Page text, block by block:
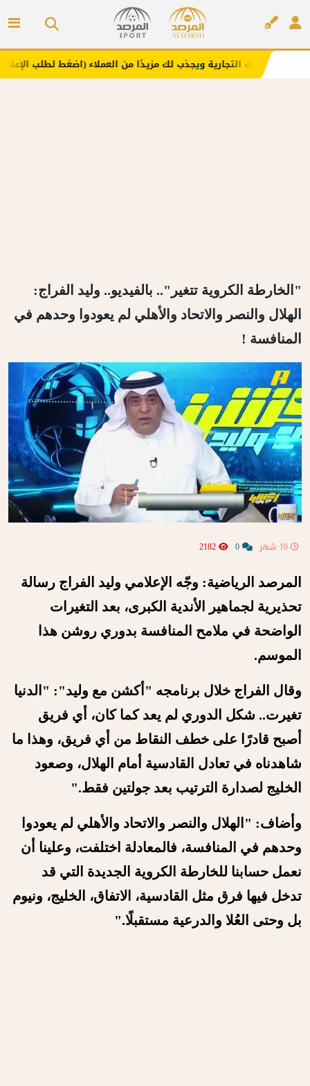
التجارية ويجذب لك مزيدًا من العملاء (اضغط لطلب الإعلان)
"الخارطة الكروية تتغير".. بالفيديو.. وليد الفراج:
الهلال والنصر والاتحاد والأهلي لم يعودوا وحدهم في
المنافسة !
المرصد الرياضية: وجّه الإعلامي وليد الفراج رسالة
تحذيرية لجماهير الأندية الكبرى، بعد التغيرات
الواضحة في ملامح المنافسة بدوري روشن هذا
الموسم.
وقال الفراج خلال برنامجه "أكشن مع وليد": "الدنيا
تغيرت.. شكل الدوري لم يعد كما كان، أي فريق
أصبح قادرًا على خطف النقاط من أي فريق، وهذا ما
شاهدناه في تعادل القادسية أمام الهلال، وصعود
الخليج لصدارة الترتيب بعد جولتين فقط."
وأضاف: "الهلال والنصر والاتحاد والأهلي لم يعودوا
وحدهم في المنافسة، فالمعادلة اختلفت، وعلينا أن
نعمل حسابنا للخارطة الكروية الجديدة التي قد
تدخل فيها فرق مثل القادسية، الاتفاق، الخليج، ونيوم
بل وحتى العُلا والدرعية مستقبلًا."